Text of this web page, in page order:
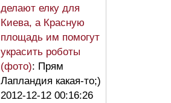
делают елку для
Киева, а Красную
площадь им помогут
украсить роботы
(фото): Прям
Лапландия какая-то;)
2012-12-12 00:16:26